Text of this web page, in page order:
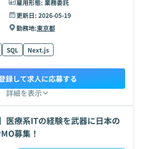
雇用形態: 業務委託
更新日: 2026-05-19
勤務地:東京都
SQL Next.js
詳細を表示
録して求人に応募する
医療系ITの経験を武器に日本の
募集！